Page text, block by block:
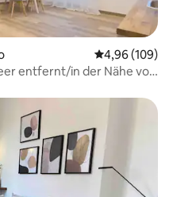
4,96 (109)
entfernt/in der Nähe von